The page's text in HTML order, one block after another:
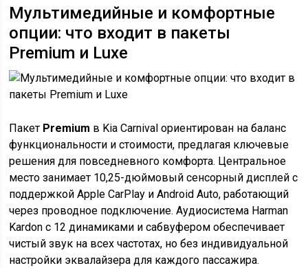
Мультимедийные и комфортные
опции: что входит в пакеты
Premium и Luxe
Пакет Premium в Kia Carnival ориентирован на баланс
функциональности и стоимости, предлагая ключевые
решения для повседневного комфорта. Центральное
место занимает 10,25-дюймовый сенсорный дисплей с
поддержкой Apple CarPlay и Android Auto, работающий
через проводное подключение. Аудиосистема Harman
Kardon с 12 динамиками и сабвуфером обеспечивает
чистый звук на всех частотах, но без индивидуальной
настройки эквалайзера для каждого пассажира.